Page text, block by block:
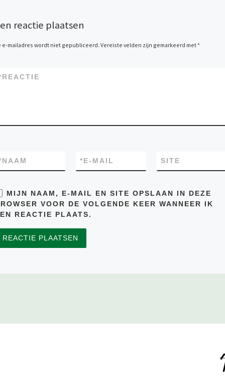
reactie plaatsen
e-mailadres wordt niet gepubliceerd. Vereiste velden zijn gemarkeerd met*
REACTIE
NAAM E-MAIL
* SITE
MIJN NAAM, E-MAIL EN SITE OPSLAAN IN DEZE
VOOR DE VOLGENDE KEER WANNEER IK
REACTIE PLAATS.